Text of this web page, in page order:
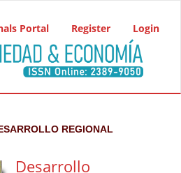
Portal Register Login
REGIONAL
Desarrollo